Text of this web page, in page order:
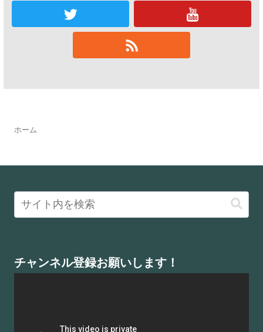
ホーム
チャンネル登録お願いします！